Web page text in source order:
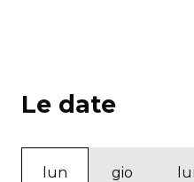
Le date
lun gio